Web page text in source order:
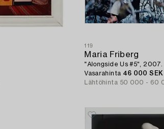
119
Maria Friberg
"Alongside Us #5", 2007.
Vasarahinta 46 000 SEK
Lähtöhinta 50 000 - 60